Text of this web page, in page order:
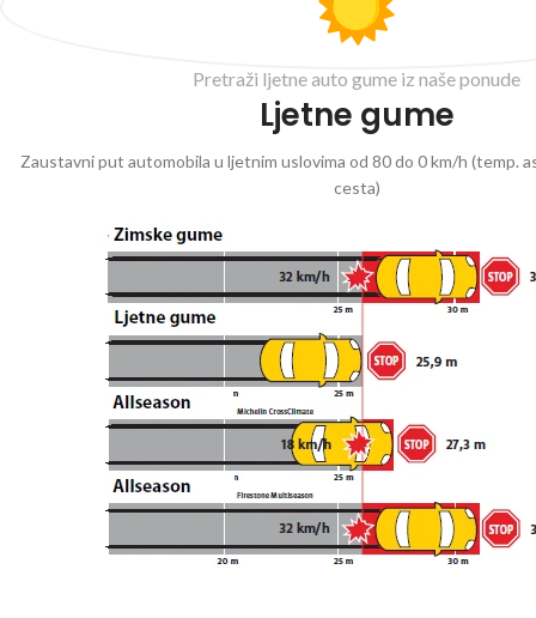
Pretraži ljetne auto gume iz naše ponude
Ljetne gume
Zaustavni put automobila u ljetnim uslovima od 80 do 0 km/h (temp.
cesta)